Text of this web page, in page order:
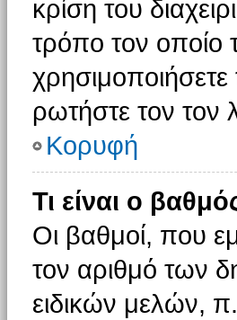
κρίση του
τρόπο τον οποίο
χρησιμοποιήσετε
ρωτήστε τον τον
Κορυφή
Τι είναι ο
Οι βαθμοί, που
τον αριθμό των
ειδικών μελών,